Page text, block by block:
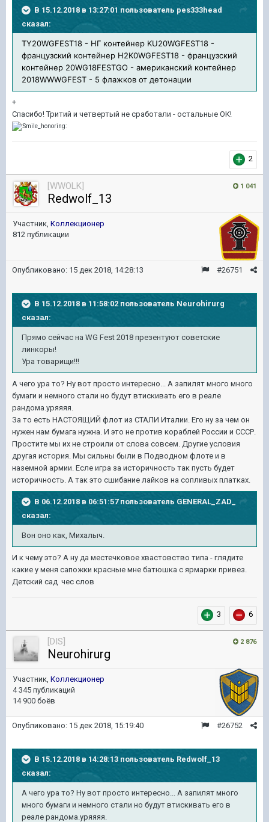
В 15.12.2018 в 13:27:01 пользователь pes333head
сказал:
TY20WGFEST18 - НГ контейнер KU20WGFEST18 -
французский контейнер H2K0WGFEST18 - французский
контейнер 20WG18FESTGO - американский контейнер
2018WWWGFEST - 5 флажков от детонации
+
Спасибо! Тритий и четвертый не сработали - остальные ОК!
2
1 041
[WWOLK]
Redwolf_13
Участник, Коллекционер
812 публикации
#26751
Опубликовано: 15 дек 2018, 14:28:13
В 15.12.2018 в 11:58:02 пользователь Neurohirurg
сказал:
Прямо сейчас на WG Fest 2018 презентуют советские
линкоры!
Ура товарищи!!!
А чего ура то? Ну вот просто интересно... А запилят много много
бумаги и немного стали но будут втискивать его в реале
рандома.уряяяя.
За то есть НАСТОЯЩИЙ флот из СТАЛИ Италии. Его ну за чем он
нужен нам бумага нужна. И это не против кораблей России и СССР.
Простите мы их не строили от слова совсем. Другие условия
другая история. Мы сильны были в Подводном флоте и в
наземной армии. Есле игра за историчность так пусть будет
историчность. А так это сшибание лайков на сопливых платках.
В 06.12.2018 в 06:51:57 пользователь GENERAL_ZAD_
сказал:
Вон оно как, Михалыч.
И к чему это? А ну да местечковое хвастовство типа - глядите
какие у меня сапожки красные мне батюшка с ярмарки привез.
Детский сад чес слов
3 6
2 876
[DIS]
Neurohirurg
Участник, Коллекционер
4 345 публикаций
14 900 боёв
#26752
Опубликовано: 15 дек 2018, 15:19:40
В 15.12.2018 в 14:28:13 пользователь Redwolf_13
сказал:
А чего ура то? Ну вот просто интересно... А запилят много
много бумаги и немного стали но будут втискивать его в
реале рандома.уряяяя.